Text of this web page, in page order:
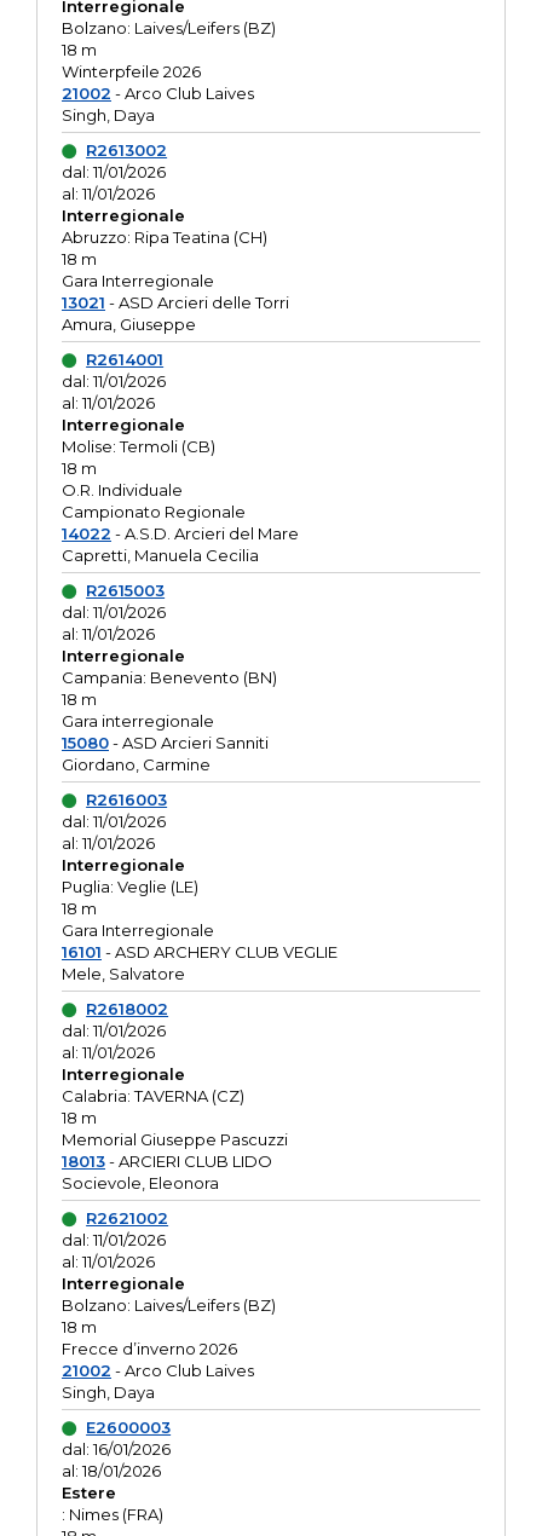
Interregionale
Bolzano: Laives/Leifers (BZ)
18 m
Winterpfeile 2026
21002 - Arco Club Laives
Singh, Daya
R2613002
dal: 11/01/2026
al: 11/01/2026
Interregionale
Abruzzo: Ripa Teatina (CH)
18 m
Gara Interregionale
13021 - ASD Arcieri delle Torri
Amura, Giuseppe
R2614001
dal: 11/01/2026
al: 11/01/2026
Interregionale
Molise: Termoli (CB)
18 m
O.R. Individuale
Campionato Regionale
14022 - A.S.D. Arcieri del Mare
Capretti, Manuela Cecilia
R2615003
dal: 11/01/2026
al: 11/01/2026
Interregionale
Campania: Benevento (BN)
18 m
Gara interregionale
15080- ASD Arcieri Sanniti
Giordano, Carmine
R2616003
dal: 11/01/2026
al: 11/01/2026
Interregionale
Puglia: Veglie (LE)
18 m
Gara Interregionale
16101 - ASD ARCHERY CLUB VEGLIE
Mele, Salvatore
R2618002
dal: 11/01/2026
al: 11/01/2026
Interregionale
Calabria: TAVERNA (CZ)
18 m
Memorial Giuseppe Pascuzzi
18013- ARCIERI CLUB LIDO
Socievole, Eleonora
R2621002
dal: 11/01/2026
al: 11/01/2026
Interregionale
Bolzano: Laives/Leifers (BZ)
18 m
Frecce d’inverno 2026
21002 - Arco Club Laives
Singh, Daya
E2600003
dal: 16/01/2026
al: 18/01/2026
Estere
: Nimes (FRA)